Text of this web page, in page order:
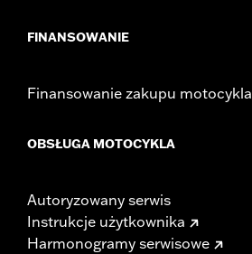
FINANSOWANIE
Finansowanie zakupu motocykla
OBSŁUGA MOTOCYKLA
Autoryzowany serwis
Instrukcje użytkownika
Harmonogramy serwisowe